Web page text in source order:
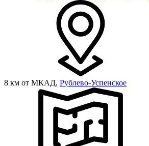
8 км от МКАД, Рублево-Успенское